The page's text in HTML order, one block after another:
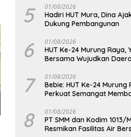
yang Lebih Besar
5 01/08/2026
Hadiri HUT Mura, Dina
Dukung Pembangunan
6 01/08/2026
HUT Ke-24 Murung Raya,
Bersama Wujudkan
7 01/08/2026
Bebie: HUT Ke-24 Murung
Perkuat Semangat
8 01/08/2026
PT SMM dan Kodim 1013/
Resmikan Fasilitas Air